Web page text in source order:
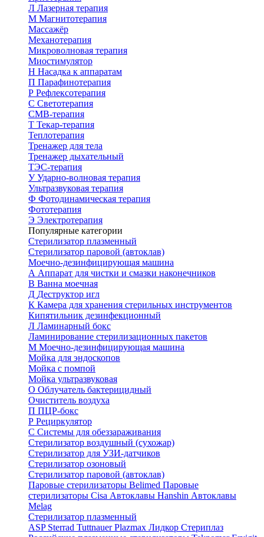
Л Лазерная терапия
М Магнитотерапия
Массажёр
Механотерапия
Микроволновая терапия
Миостимулятор
Н Насадка к аппаратам
П Парафинотерапия
Р Рефлексотерапия
С Светотерапия
СМВ-терапия
Т Текар-терапия
Теплотерапия
Тренажер для тела
Тренажер дыхательный
ТЭС-терапия
УУдарно-волновая терапия
Ультразвуковая терапия
Ф Фотодинамическая терапия
Фототерапия
Э Электротерапия
Популярные категории
Стерилизатор плазменный
Стерилизатор паровой (автоклав)
Моечно-дезинфицирующая машина
А Аппарат для чистки и смазки наконечников
В Ванна моечная
Д Деструктор игл
К Камера для хранения стерильных инструментов
Кипятильник дезинфекционный
Л Ламинарный бокс
Ламинирование стерилизационных пакетов
М Моечно-дезинфицирующая машина
Мойка для эндоскопов
Мойка с помпой
Мойка ультразвуковая
О Облучатель бактерицидный
Очиститель воздуха
П ПЦР-бокс
Р Рециркулятор
С Системы для обеззараживания
Стерилизатор воздушный (сухожар)
Стерилизатор для УЗИ-датчиков
Стерилизатор озоновый
Стерилизатор паровой (автоклав)
Паровые стерилизаторы Belimed Паровые
стерилизаторы Cisa Автоклавы Hanshin Автоклавы
Melag
Стерилизатор плазменный
ASP Sterrad Tuttnauer Plazmax Лидкор Стериплаз